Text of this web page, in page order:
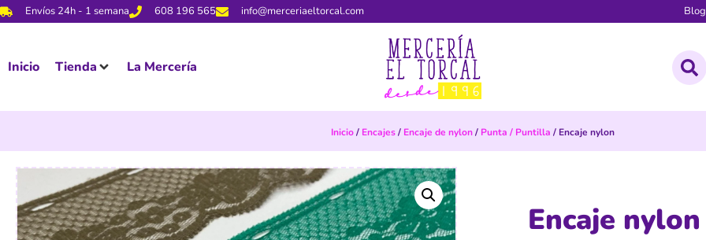
Envíos 24h - 1 semana 608 196 565 info@merceriaeltorcal.com Blog
Inicio Tienda La Mercería
Inicio/ Encajes/ Encaje de nylon/ Punta / Puntilla / Encaje nylon
Encaje nylon